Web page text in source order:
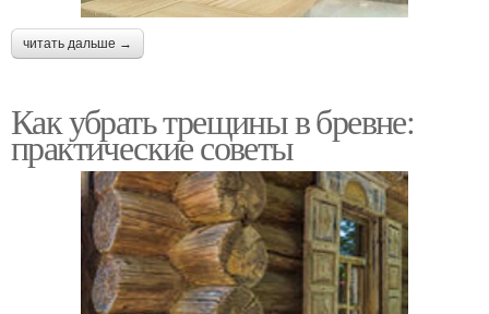
читать дальше →
Как убрать трещины в бревне:
практические советы